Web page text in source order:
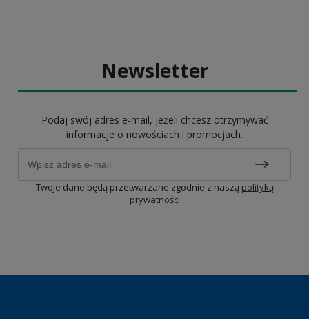
Newsletter
Podaj swój adres e-mail, jeżeli chcesz otrzymywać
informacje o nowościach i promocjach.
Twoje dane będą przetwarzane zgodnie z naszą polityką
prywatności